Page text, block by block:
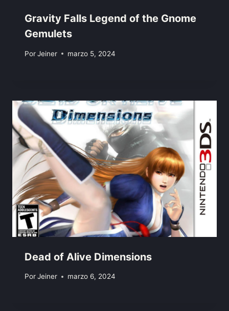
Gravity Falls Legend of the Gnome
Gemulets
PorJeiner marzo 5, 2024
Dead of Alive Dimensions
PorJeiner marzo 6, 2024